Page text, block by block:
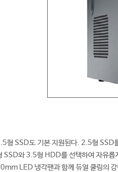
형 SSD도 기본 지원된다. 2.5형 SSD
SSD와 3.5형 HDD를 선택하여 자유롭
LED 냉각팬과 함께 듀얼 쿨링의 강